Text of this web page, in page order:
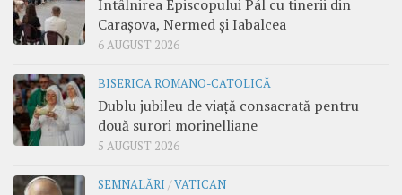
Întâlnirea Episcopului Pál cu tinerii din
Carașova, Nermed și Iabalcea
6 AUGUST 2026
BISERICA ROMANO-CATOLICĂ
Dublu jubileu de viață consacrată pentru
două surori morinelliane
5 AUGUST 2026
SEMNALĂRI /VATICAN